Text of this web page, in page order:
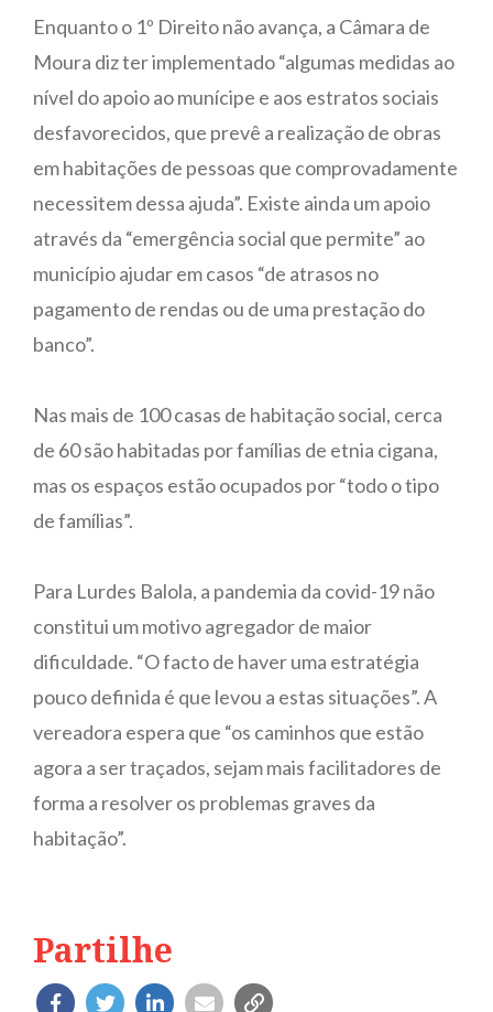
Enquanto o 1º Direito não avança, a Câmara de
Moura diz ter implementado “algumas medidas ao
nível do apoio ao munícipe e aos estratos sociais
desfavorecidos, que prevê a realização de obras
em habitações de pessoas que comprovadamente
necessitem dessa ajuda”. Existe ainda um apoio
através da “emergência social que permite” ao
município ajudar em casos “de atrasos no
pagamento de rendas ou de uma prestação do
banco”.
Nas mais de 100 casas de habitação social, cerca
de 60 são habitadas por famílias de etnia cigana,
mas os espaços estão ocupados por “todo o tipo
de famílias”.
Para Lurdes Balola, a pandemia da covid-19 não
constitui um motivo agregador de maior
dificuldade. “O facto de haver uma estratégia
pouco definida é que levou a estas situações”. A
vereadora espera que “os caminhos que estão
agora a ser traçados, sejam mais facilitadores de
forma a resolver os problemas graves da
habitação”.
Partilhe